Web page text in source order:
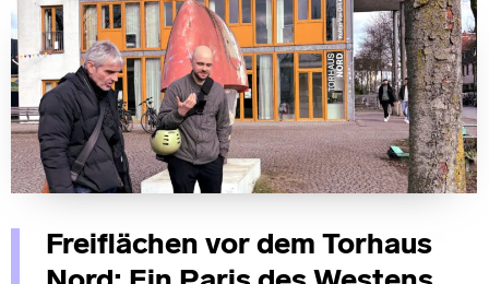
Freiflächen vor dem Torhaus